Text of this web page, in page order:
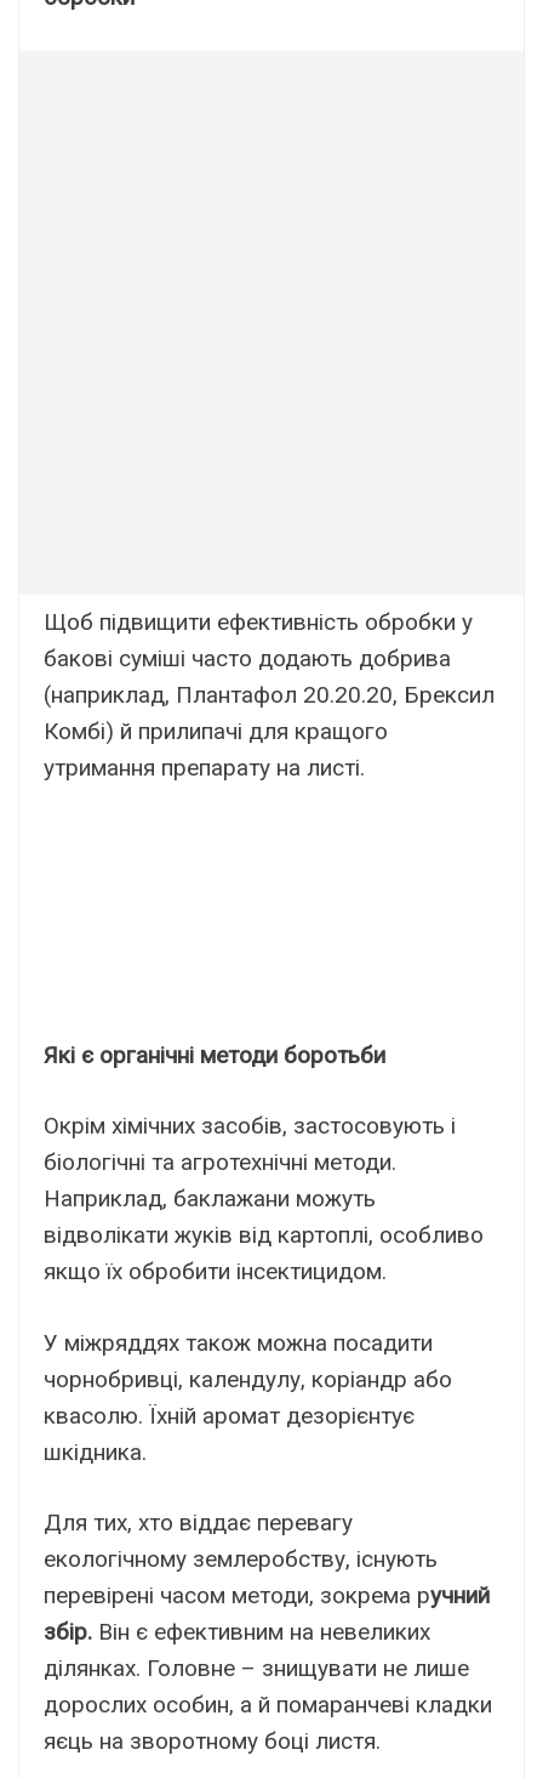
Щоб підвищити ефективність обробки у
бакові суміші часто додають добрива
(наприклад, Плантафол 20.20.20, Брексил
Комбі) й прилипачі для кращого
утримання препарату на листі.
Які є органічні методи боротьби
Окрім хімічних засобів, застосовують і
біологічні та агротехнічні методи.
Наприклад, баклажани можуть
відволікати жуків від картоплі, особливо
якщо їх обробити інсектицидом.
У міжряддях також можна посадити
чорнобривці, календулу, коріандр або
квасолю. Їхній аромат дезорієнтує
шкідника.
Для тих, хто віддає перевагу
екологічному землеробству, існують
перевірені часом методи, зокрема ручний
збір. Він є ефективним на невеликих
ділянках. Головне – знищувати не лише
дорослих особин, а й помаранчеві кладки
яєць на зворотному боці листя.